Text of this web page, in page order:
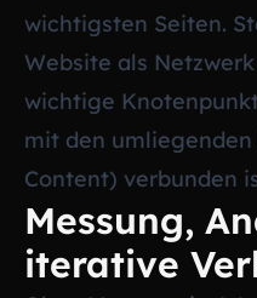
wichtigsten Seiten.
Website als
wichtige
mit den
Content) verbunden
Messung,
iterative